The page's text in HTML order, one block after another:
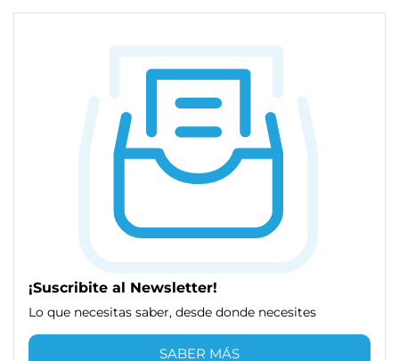
¡Suscribite al Newsletter!
Lo que necesitas saber, desde donde necesites
SABER MÁS